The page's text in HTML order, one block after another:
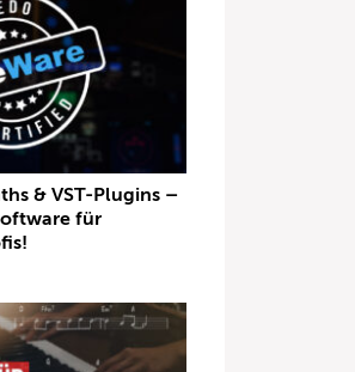
& VST-Plugins –
für